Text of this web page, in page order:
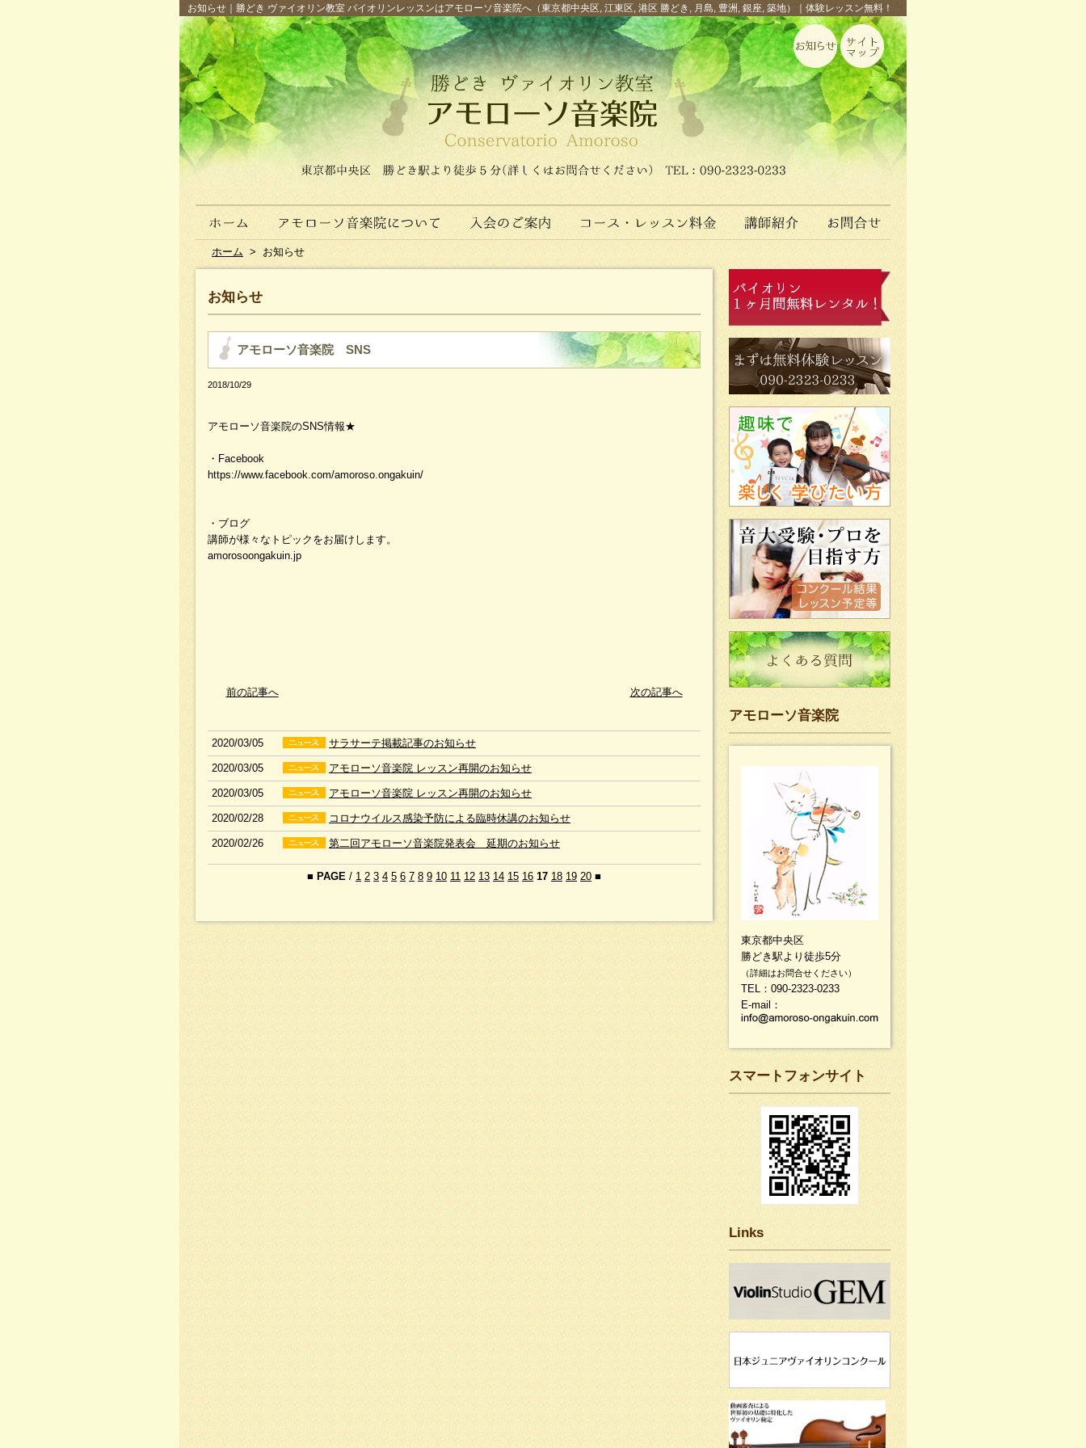
お知らせ｜勝どき ヴァイオリン教室 バイオリンレッスンはアモローソ音楽院へ（東京都中央区, 江東区, 港区 勝どき, 月島, 豊洲, 銀座, 築地）｜体験レッスン無料！
ホーム > お知らせ
お知らせ
アモローソ音楽院 SNS
2018/10/29
アモローソ音楽院のSNS情報★
・Facebook
https://www.facebook.com/amoroso.ongakuin/
・ブログ
講師が様々なトピックをお届けします。
amorosoongakuin.jp
前の記事へ 次の記事へ
2020/03/05 サラサーテ掲載記事のお知らせ
2020/03/05 アモローソ音楽院 レッスン再開のお知らせ
2020/03/05 アモローソ音楽院 レッスン再開のお知らせ
2020/02/28 コロナウイルス感染予防による臨時休講のお知らせ
2020/02/26 第二回アモローソ音楽院発表会 延期のお知らせ
■ PAGE / 1 2 3 4 5 6 7 8 9 10 11 12 13 14 15 16 17 18 19 20 ■
アモローソ音楽院
東京都中央区
勝どき駅より徒歩5分
（詳細はお問合せください）
TEL：090-2323-0233
E-mail：
スマートフォンサイト
Links